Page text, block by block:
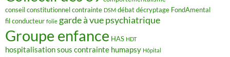
conseil constitutionnelcontrainte DSM débatdécryptage FondAmental
fil conducteur folie garde à vue psychiatrique
Groupe enfance HAS HDT
hospitalisation sous contrainte humapsy Hôpital